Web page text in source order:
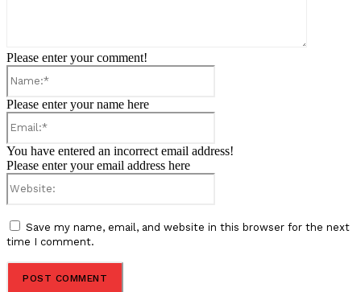
Please enter your comment!
Please enter your name here
You have entered an incorrect email address!
Please enter your email address here
Save my name, email, and website in this browser for the next
time I comment.